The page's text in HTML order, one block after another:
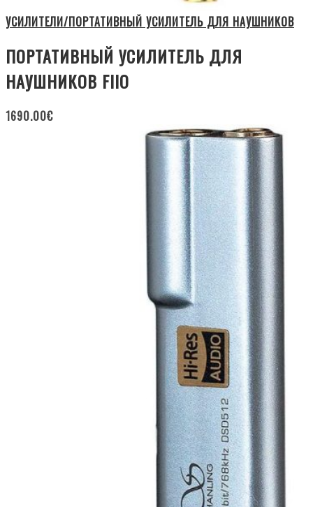
УСИЛИТЕЛИ/ПОРТАТИВНЫЙ УСИЛИТЕЛЬ ДЛЯ НАУШНИКОВ
ПОРТАТИВНЫЙ УСИЛИТЕЛЬ ДЛЯ
НАУШНИКОВ FIIO
1690.00€